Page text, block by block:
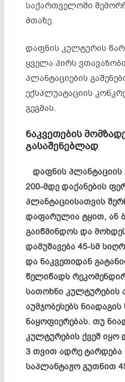
საქართველოში
მთაზე.
დაფნის კულტურის
ყველა პირს
პლანტაციების
ექსპლუატაციის
გეგმას.
ნაკვეთების
გასაშენებლად
დაფნის პლანტაციის
200-მდე დაქანების
პლანტაციისათვის
დაფარულია ტყით, ან
გაიწმინდოს და
დამუშავება 45-სმ
და ნაკვეთიდან
წელიწადს
სათოხნი კულტურების
აუმჯობესებს
ნაყოფიერებას. თუ
კულტურების ქვეშ იყო
3 თვით ადრე ტარდება
საპლანტაჟო გუთნით